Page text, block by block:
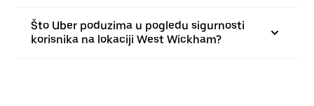
Što Uber poduzima u pogledu sigurnosti
korisnika na lokaciji West Wickham?